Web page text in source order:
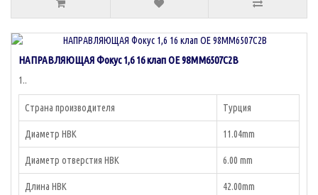
НАПРАВЛЯЮЩАЯ Фокус 1,6 16 клап OE 98MM6507C2B
1..
Страна производителя Турция
Диаметр НВК 11.04mm
Диаметр отверстия НВК 6.00 mm
Длина НВК 42.00mm